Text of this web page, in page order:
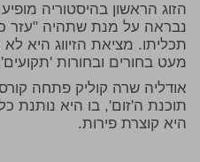
הזוג הראשון בהיסטוריה
נבראה על מנת שתהיה "עזר
תכליתו. מציאת הזיווג היא
מעט בחורים ובחורות
אודליה שרה קוליק פתחה
תוכנת ה'זום', בו היא נותנת
היא קוצרת פירות.